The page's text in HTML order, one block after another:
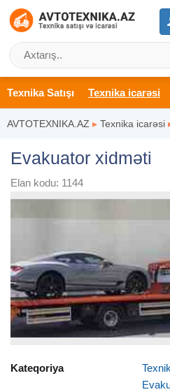
Texnika Satışı Texnika icarəsi
AVTOTEXNIKA.AZ ▸ Texnika icarəsi
Evakuator xidməti
Elan kodu: 1144
Kateqoriya